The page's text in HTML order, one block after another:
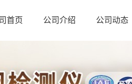
首页 公司介绍 公司动态